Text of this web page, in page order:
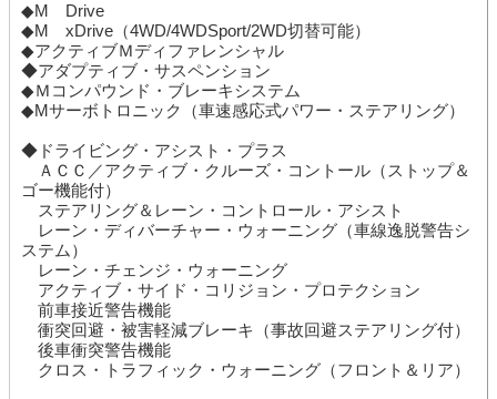
◆M Drive
◆M xDrive（4WD/4WDSport/2WD切替可能）
◆アクティブＭディファレンシャル
◆アダプティブ・サスペンション
◆Ｍコンパウンド・ブレーキシステム
◆Mサーボトロニック（車速感応式パワー・ステアリング）
◆ドライビング・アシスト・プラス
ＡＣＣ／アクティブ・クルーズ・コントール（ストップ＆
ゴー機能付）
ステアリング＆レーン・コントロール・アシスト
レーン・ディバーチャー・ウォーニング（車線逸脱警告シ
ステム）
レーン・チェンジ・ウォーニング
アクティブ・サイド・コリジョン・プロテクション
前車接近警告機能
衝突回避・被害軽減ブレーキ（事故回避ステアリング付）
後車衝突警告機能
クロス・トラフィック・ウォーニング（フロント＆リア）